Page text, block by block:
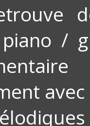
/